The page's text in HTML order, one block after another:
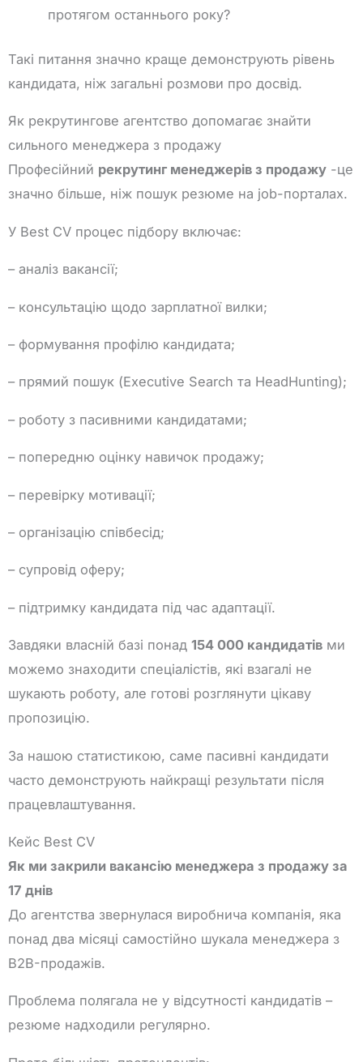
протягом останнього року?
Такі питання значно краще демонструють рівень
кандидата, ніж загальні розмови про досвід.
Як рекрутингове агентство допомагає знайти
сильного менеджера з продажу
Професійний рекрутинг менеджерів з продажу -це
значно більше, ніж пошук резюме на job-порталах.
У Best CV процес підбору включає:
– аналіз вакансії;
– консультацію щодо зарплатної вилки;
– формування профілю кандидата;
– прямий пошук (Executive Search та HeadHunting);
– роботу з пасивними кандидатами;
– попередню оцінку навичок продажу;
– перевірку мотивації;
– організацію співбесід;
– супровід оферу;
– підтримку кандидата під час адаптації.
Завдяки власній базі понад 154 000 кандидатів ми
можемо знаходити спеціалістів, які взагалі не
шукають роботу, але готові розглянути цікаву
пропозицію.
За нашою статистикою, саме пасивні кандидати
часто демонструють найкращі результати після
працевлаштування.
Кейс Best CV
Як ми закрили вакансію менеджера з продажу за
17 днів
До агентства звернулася виробнича компанія, яка
понад два місяці самостійно шукала менеджера з
B2B-продажів.
Проблема полягала не у відсутності кандидатів –
резюме надходили регулярно.